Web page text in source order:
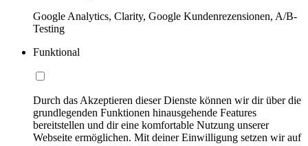
Google Analytics, Clarity, Google Kundenrezensionen, A/B-
Testing
Funktional
Durch das Akzeptieren dieser Dienste können wir dir über die
grundlegenden Funktionen hinausgehende Features
bereitstellen und dir eine komfortable Nutzung unserer
Webseite ermöglichen. Mit deiner Einwilligung setzen wir auf